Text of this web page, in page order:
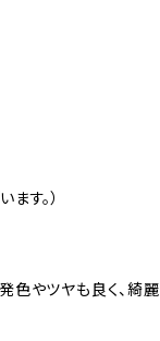
す。）
色やツヤも良く、綺麗